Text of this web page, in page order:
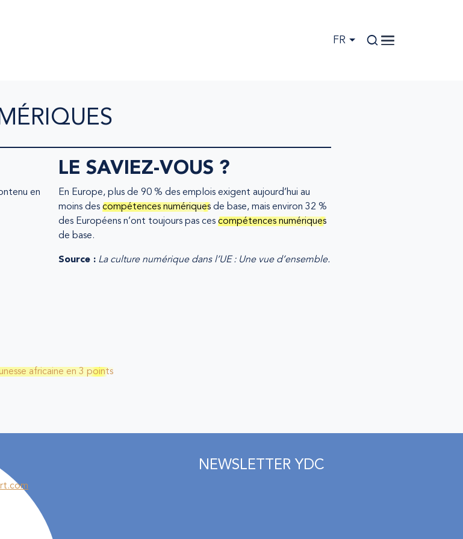
FR
en
LE SAVIEZ-VOUS ?
En Europe, plus de 90 % des emplois exigent aujourd’hui au
moins des compétences numériques de base, mais environ 32 %
des Européens n’ont toujours pas ces compétences numériques
de base.
Source : La culture numérique dans l’UE : Une vue d’ensemble.
africaine en 3 points
NEWSLETTER YDC